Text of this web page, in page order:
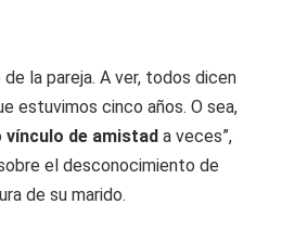
la pareja. A ver, todos dicen
estuvimos cinco años. O sea,
vínculo de amistad a veces”,
el desconocimiento de
de su marido.